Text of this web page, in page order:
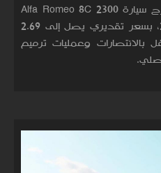
تستعد دار آر إم سوذبيز لطرح سيارة Alfa Romeo 8C 2300
النادرة في مزاد باريس 2026، بسعر تقديري يصل إلى 2.69
بالانتصارات وعمليات ترميم